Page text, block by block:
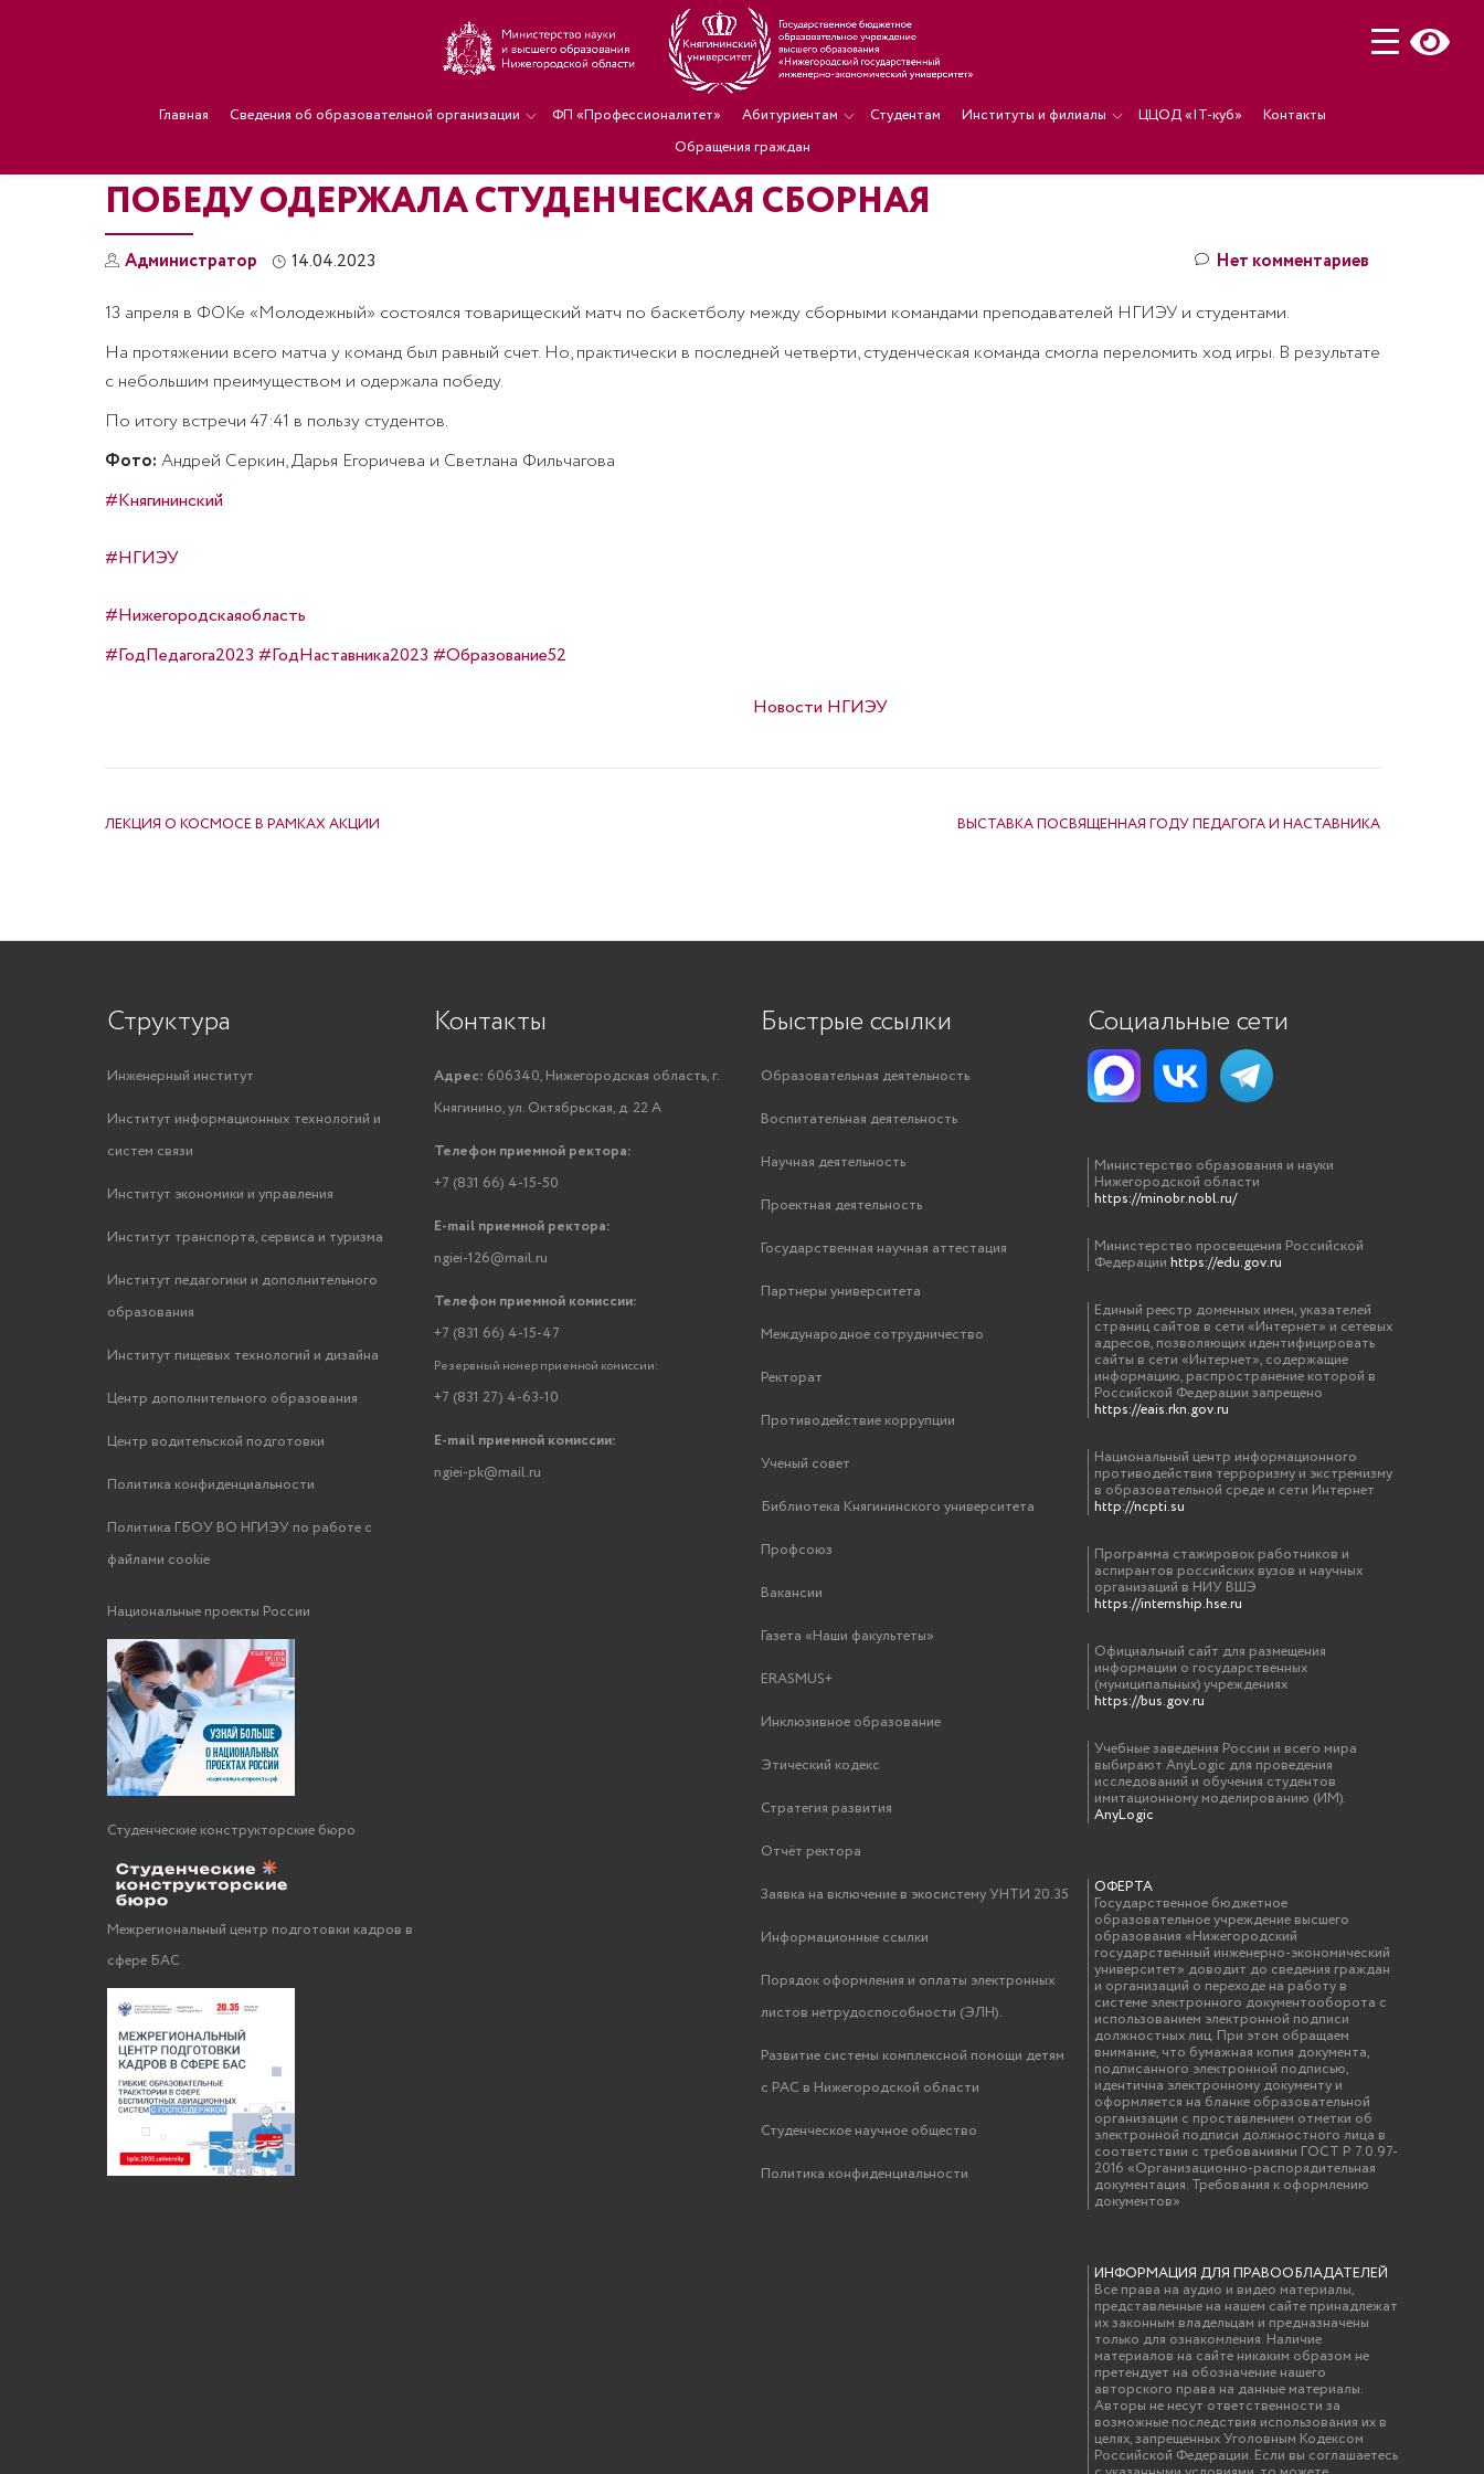
Главная Сведения об образовательной организации ФП «Профессионалитет» Абитуриентам Студентам Институты и филиалы ЦЦОД «IT-куб»
Контакты
Обращения граждан
ПОБЕДУ ОДЕРЖАЛА СТУДЕНЧЕСКАЯ СБОРНАЯ
Администратор 14.04.2023 Нет комментариев
13 апреля в ФОКе «Молодежный» состоялся товарищеский матч по баскетболу между сборными командами преподавателей НГИЭУ и студентами.
На протяжении всего матча у команд был равный счет. Но, практически в последней четверти, студенческая команда смогла переломить ход игры. В результате
с небольшим преимуществом и одержала победу.
По итогу встречи 47:41 в пользу студентов.
Фото: Андрей Серкин, Дарья Егоричева и Светлана Фильчагова
#Княгининский
#НГИЭУ
#Нижегородскаяобласть
#ГодПедагога2023 #ГодНаставника2023 #Образование52
Новости НГИЭУ
ЛЕКЦИЯ О КОСМОСЕ В РАМКАХ АКЦИИ ВЫСТАВКА ПОСВЯЩЕННАЯ ГОДУ ПЕДАГОГА И НАСТАВНИКА
Структура
Инженерный институт
Институт информационных технологий и
систем связи
Институт экономики и управления
Институт транспорта, сервиса и туризма
Институт педагогики и дополнительного
образования
Институт пищевых технологий и дизайна
Центр дополнительного образования
Центр водительской подготовки
Политика конфиденциальности
Политика ГБОУ ВО НГИЭУ по работе с
файлами cookie
Национальные проекты России
Студенческие конструкторские бюро
Межрегиональный центр подготовки кадров в
сфере БАС
Контакты
Адрес: 606340, Нижегородская область, г.
Княгинино, ул. Октябрьская, д. 22 А
Телефон приемной ректора:
+7 (831 66) 4-15-50
E-mail приемной ректора:
ngiei-126@mail.ru
Телефон приемной комиссии:
+7 (831 66) 4-15-47
Резервный номер приемной комиссии:
+7 (831 27) 4-63-10
E-mail приемной комиссии:
ngiei-pk@mail.ru
Быстрые ссылки
Образовательная деятельность
Воспитательная деятельность
Научная деятельность
Проектная деятельность
Государственная научная аттестация
Партнеры университета
Международное сотрудничество
Ректорат
Противодействие коррупции
Ученый совет
Библиотека Княгининского университета
Профсоюз
Вакансии
Газета «Наши факультеты»
ERASMUS+
Инклюзивное образование
Этический кодекс
Стратегия развития
Отчёт ректора
Заявка на включение в экосистему УНТИ 20.35
Информационные ссылки
Порядок оформления и оплаты электронных
листов нетрудоспособности (ЭЛН).
Развитие системы комплексной помощи детям
с РАС в Нижегородской области
Студенческое научное общество
Политика конфиденциальности
Социальные сети
Министерство образования и науки
Нижегородской области
https://minobr.nobl.ru/
Министерство просвещения Российской
Федерации https://edu.gov.ru
Единый реестр доменных имен, указателей
страниц сайтов в сети «Интернет» и сетевых
адресов, позволяющих идентифицировать
сайты в сети «Интернет», содержащие
информацию, распространение которой в
Российской Федерации запрещено
https://eais.rkn.gov.ru
Национальный центр информационного
противодействия терроризму и экстремизму
в образовательной среде и сети Интернет
http://ncpti.su
Программа стажировок работников и
аспирантов российских вузов и научных
организаций в НИУ ВШЭ
https://internship.hse.ru
Официальный сайт для размещения
информации о государственных
(муниципальных) учреждениях
https://bus.gov.ru
Учебные заведения России и всего мира
выбирают AnyLogic для проведения
исследований и обучения студентов
имитационному моделированию (ИМ).
AnyLogic
ОФЕРТА
Государственное бюджетное
образовательное учреждение высшего
образования «Нижегородский
государственный инженерно-экономический
университет» доводит до сведения граждан
и организаций о переходе на работу в
системе электронного документооборота с
использованием электронной подписи
должностных лиц. При этом обращаем
внимание, что бумажная копия документа,
подписанного электронной подписью,
идентична электронному документу и
оформляется на бланке образовательной
организации с проставлением отметки об
электронной подписи должностного лица в
соответствии с требованиями ГОСТ Р 7.0.97-
2016 «Организационно-распорядительная
документация. Требования к оформлению
документов»
ИНФОРМАЦИЯ ДЛЯ ПРАВООБЛАДАТЕЛЕЙ
Все права на аудио и видео материалы,
представленные на нашем сайте принадлежат
их законным владельцам и предназначены
только для ознакомления. Наличие
материалов на сайте никаким образом не
претендует на обозначение нашего
авторского права на данные материалы.
Авторы не несут ответственности за
возможные последствия использования их в
целях, запрещенных Уголовным Кодексом
Российской Федерации. Если вы соглашаетесь